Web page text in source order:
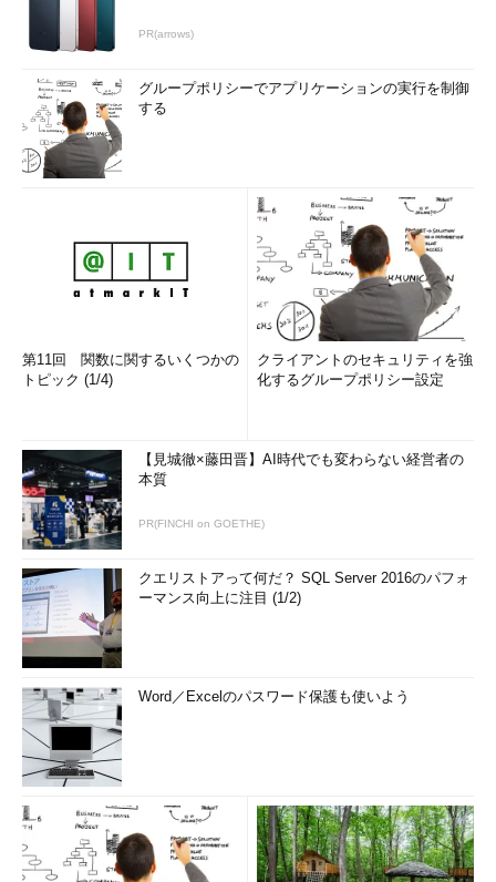
PR(arrows)
グループポリシーでアプリケーションの実行を制御
する
第11回 関数に関するいくつかの
トピック (1/4)
クライアントのセキュリティを強
化するグループポリシー設定
【見城徹×藤田晋】AI時代でも変わらない経営者の
本質
PR(FINCHI on GOETHE)
クエリストアって何だ？ SQL Server 2016のパフォ
ーマンス向上に注目 (1/2)
Word／Excelのパスワード保護も使いよう